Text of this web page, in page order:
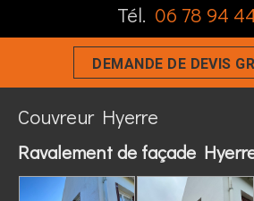
Tél. 06 78 94
DEMANDE DE DEVIS
Couvreur Hyerre
Ravalement de façade